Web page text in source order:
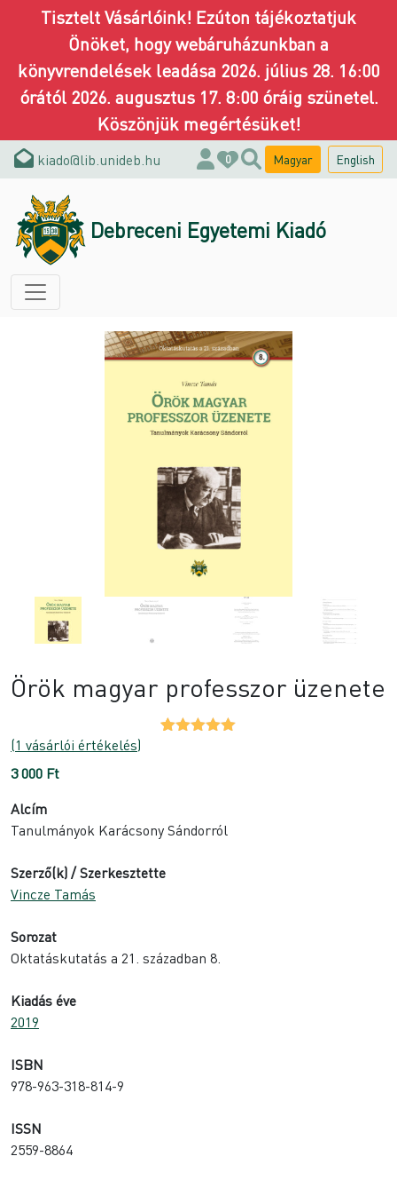
Tisztelt Vásárlóink! Ezúton tájékoztatjuk
Önöket, hogy webáruházunkban a
könyvrendelések leadása 2026. július 28. 16:00
órától 2026. augusztus 17. 8:00 óráig szünetel.
Köszönjük megértésüket!
kiado@lib.unideb.hu 0 Magyar English
Debreceni Egyetemi Kiadó
Örök magyar professzor üzenete
(1 vásárlói értékelés)
3 000 Ft
Alcím
Tanulmányok Karácsony Sándorról
Szerző(k) / Szerkesztette
Vincze Tamás
Sorozat
Oktatáskutatás a 21. században 8.
Kiadás éve
2019
ISBN
978-963-318-814-9
ISSN
2559-8864